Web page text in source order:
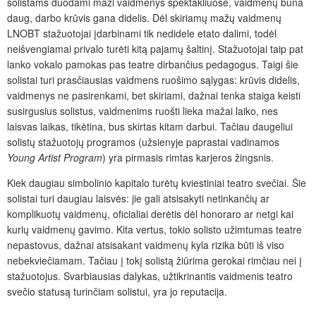
daug, darbo krūvis gana didelis. Dėl skiriamų mažų vaidmenų
LNOBT stažuotojai įdarbinami tik nedidele etato dalimi, todėl
neišvengiamai privalo turėti kitą pajamų šaltinį. Stažuotojai taip pat
lanko vokalo pamokas pas teatre dirbančius pedagogus. Taigi šie
solistai turi prasčiausias vaidmens ruošimo sąlygas: krūvis didelis,
vaidmenys ne pasirenkami, bet skiriami, dažnai tenka staiga keisti
susirgusius solistus, vaidmenims ruošti lieka mažai laiko, nes
laisvas laikas, tikėtina, bus skirtas kitam darbui. Tačiau daugeliui
solistų stažuotojų programos (užsienyje paprastai vadinamos
Young Artist Program) yra pirmasis rimtas karjeros žingsnis.
Kiek daugiau simbolinio kapitalo turėtų kviestiniai teatro svečiai. Šie
solistai turi daugiau laisvės: jie gali atsisakyti netinkančių ar
komplikuotų vaidmenų, oficialiai derėtis dėl honoraro ar netgi kai
kurių vaidmenų gavimo. Kita vertus, tokio solisto užimtumas teatre
nepastovus, dažnai atsisakant vaidmenų kyla rizika būti iš viso
nebekviečiamam. Tačiau į tokį solistą žiūrima gerokai rimčiau nei į
stažuotojus. Svarbiausias dalykas, užtikrinantis vaidmenis teatro
svečio statusą turinčiam solistui, yra jo reputacija.